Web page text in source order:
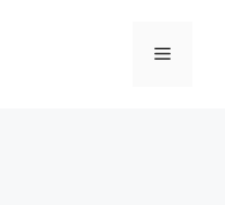
메